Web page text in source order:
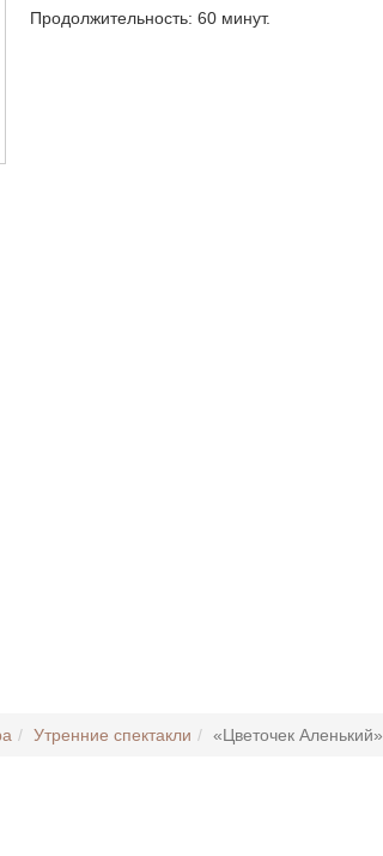
Продолжительность: 60 минут.
Утренние спектакли «Цветочек Аленький»